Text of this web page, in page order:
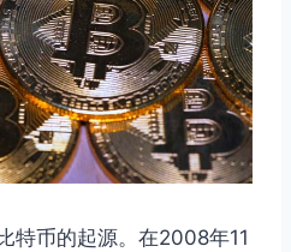
特币的起源。在2008年11